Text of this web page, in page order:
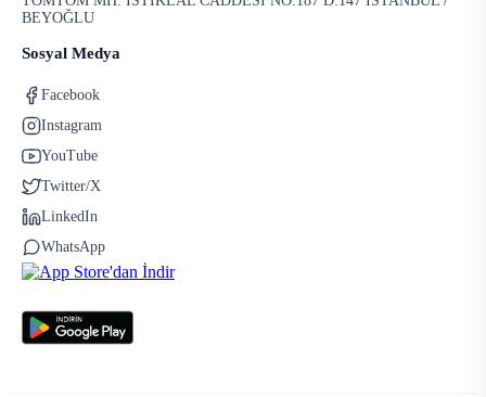
BEYOĞLU
Sosyal Medya
Facebook
Instagram
YouTube
Twitter/X
LinkedIn
WhatsApp